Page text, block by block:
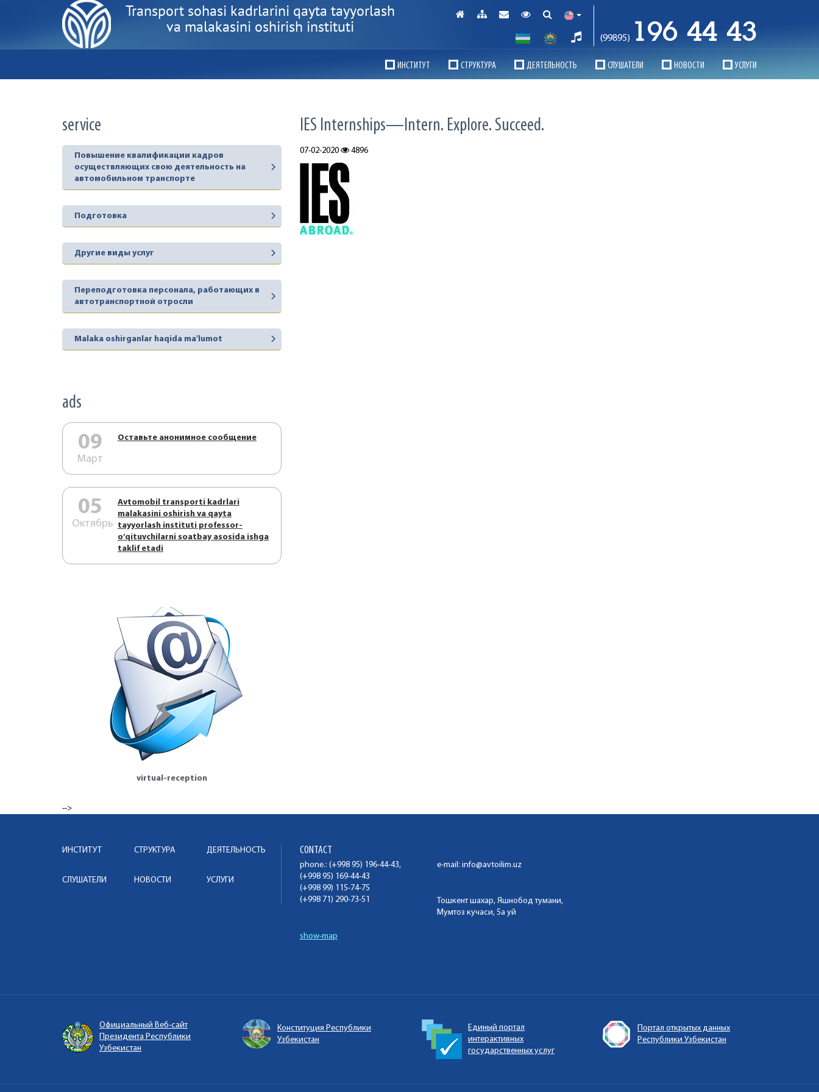
Transport sohasi kadrlarini qayta tayyorlash
va malakasini oshirish instituti
(99895) 196 44 43
ИНСТИТУТ СТРУКТУРА ДЕЯТЕЛЬНОСТЬ СЛУШАТЕЛИ НОВОСТИ УСЛУГИ
service
Повышение квалификации кадров
осуществляющих свою деятельность на
автомобильном транспорте
Подготовка
Другие виды услуг
Переподготовка персонала, работающих в
автотранспортной отросли
Malaka oshirganlar haqida ma'lumot
ads
09
Март
Оставьте анонимное сообщение
05
Октябрь
Аvtоmоbil trаnspоrti kаdrlаri
mаlаkаsini оshirish vа qаytа
tаyyorlаsh instituti prоfеssоr-
o’qituvchilаrni sоаtbаy аsоsidа ishgа
tаklif etаdi
virtual-reception
IES Internships—Intern. Explore. Succeed.
07-02-2020 4896
-->
ИНСТИТУТ СТРУКТУРА ДЕЯТЕЛЬНОСТЬ
СЛУШАТЕЛИ НОВОСТИ УСЛУГИ
CONTACT
phone.: (+998 95) 196-44-43,
(+998 95) 169-44-43
(+998 99) 115-74-75
(+998 71) 290-73-51
e-mail: info@avtoilim.uz
Тошкент шахар, Яшнобод тумани,
Мумтоз кучаси, 5а уй
show-map
Официальный Веб-сайт
Президента Республики
Узбекистан
Конституция Республики
Узбекистан
Единый портал
интерактивных
государственных услуг
Портал открытых данных
Республики Узбекистан